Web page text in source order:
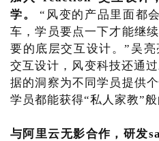
学。
“风变的产品里面都
车，学员要点一下才能继
要的底层交互设计。”吴
交互设计，风变科技还通
据的洞察为不同学员提供
学员都能获得“私人家教”
与阿里云无影合作，研发